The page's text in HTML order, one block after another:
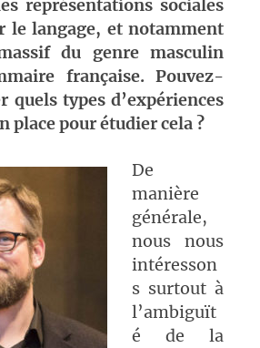
représentations sociales
le langage, et notamment
du genre masculin
française. Pouvez-
quels types d’expériences
place pour étudier cela ?
De
manière
générale,
nous nous
intéresson
s surtout à
l’ambiguït
é de la